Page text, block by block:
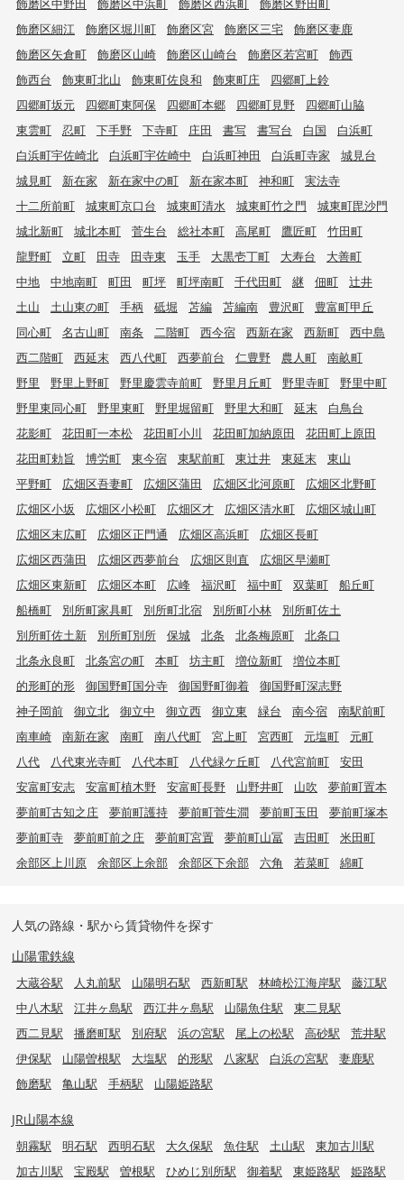
飾磨区細江
飾磨区堀川町 飾磨区宮 飾磨区三宅
飾磨区妻鹿
飾磨区矢倉町
飾磨区山崎 飾磨区山崎台 飾磨区若宮町
飾西
飾西台
飾東町北山 飾東町佐良和 飾東町庄
四郷町上鈴
四郷町坂元
四郷町東阿保 四郷町本郷 四郷町見野
四郷町山脇
東雲町
忍町 下手野 下寺町 庄田 書写 書写台 白国
白浜町
白浜町宇佐崎北
白浜町宇佐崎中 白浜町神田 白浜町寺家
城見台
城見町
新在家 新在家中の町 新在家本町 神和町
実法寺
十二所前町
城東町京口台 城東町清水 城東町竹之門
城東町毘沙門
城北新町
城北本町 菅生台 総社本町 高尾町 鷹匠町
竹田町
龍野町
立町 田寺 田寺東 玉手 大黒壱丁町 大寿台
大善町
中地
中地南町 町田 町坪 町坪南町 千代田町 継 佃町
辻井
土山
土山東の町 手柄 砥堀 苫編 苫編南 豊沢町
豊富町甲丘
同心町
名古山町 南条 二階町 西今宿 西新在家 西新町
西中島
西二階町
西延末 西八代町 西夢前台 仁豊野 農人町
南畝町
野里
野里上野町 野里慶雲寺前町 野里月丘町 野里寺町
野里中町
野里東同心町
野里東町 野里堀留町 野里大和町 延末
白鳥台
花影町
花田町一本松 花田町小川 花田町加納原田
花田町上原田
花田町勅旨
博労町 東今宿 東駅前町 東辻井 東延末
東山
平野町
広畑区吾妻町 広畑区蒲田 広畑区北河原町
広畑区北野町
広畑区小坂
広畑区小松町 広畑区才 広畑区清水町
広畑区城山町
広畑区末広町
広畑区正門通 広畑区高浜町
広畑区長町
広畑区西蒲田
広畑区西夢前台 広畑区則直
広畑区早瀬町
広畑区東新町
広畑区本町 広峰 福沢町 福中町 双葉町
船丘町
船橋町
別所町家具町 別所町北宿 別所町小林
別所町佐土
別所町佐土新
別所町別所 保城 北条 北条梅原町
北条口
北条永良町
北条宮の町 本町 坊主町 増位新町
増位本町
的形町的形
御国野町国分寺 御国野町御着
御国野町深志野
神子岡前
御立北 御立中 御立西 御立東 緑台 南今宿
南駅前町
南車崎
南新在家 南町 南八代町 宮上町 宮西町 元塩町
元町
八代
八代東光寺町 八代本町 八代緑ケ丘町 八代宮前町
安田
安富町安志
安富町植木野 安富町長野 山野井町 山吹
夢前町置本
夢前町古知之庄
夢前町護持 夢前町菅生澗 夢前町玉田
夢前町塚本
夢前町寺
夢前町前之庄 夢前町宮置 夢前町山冨 吉田町
米田町
余部区上川原
余部区上余部 余部区下余部 六角 若菜町 綿町
人気の路線・駅から賃貸物件を探す
山陽電鉄線
大蔵谷駅 人丸前駅 山陽明石駅 西新町駅 林崎松江海岸駅
藤江駅
中八木駅
江井ヶ島駅 西江井ヶ島駅 山陽魚住駅
東二見駅
西二見駅
播磨町駅 別府駅 浜の宮駅 尾上の松駅 高砂駅
荒井駅
伊保駅
山陽曽根駅 大塩駅 的形駅 八家駅 白浜の宮駅
妻鹿駅
飾磨駅
亀山駅 手柄駅 山陽姫路駅
JR山陽本線
朝霧駅 明石駅 西明石駅 大久保駅 魚住駅 土山駅
東加古川駅
加古川駅
宝殿駅 曽根駅 ひめじ別所駅 御着駅 東姫路駅
姫路駅